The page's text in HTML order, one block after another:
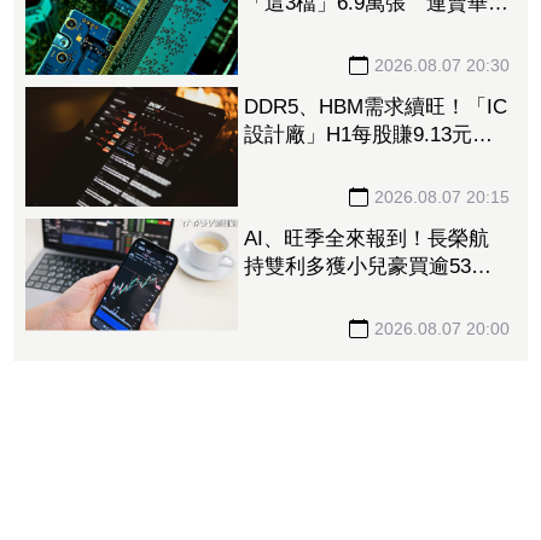
2026.08.07 20:30
DDR5、HBM需求續旺！「IC
設計廠」H1每股賺9.13元
2026.08.07 20:15
AI、旺季全來報到！長榮航
持雙利多獲小兒豪買逾53萬
收狂超去年全年也獲青睞
2026.08.07 20:00